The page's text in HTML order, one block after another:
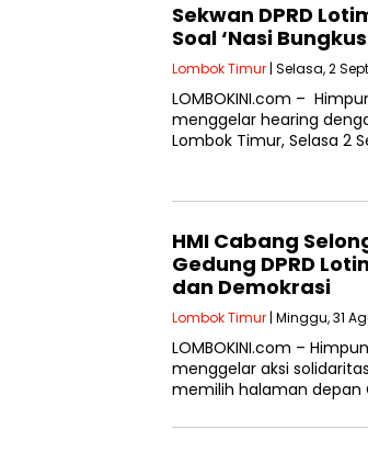
Sekwan DPRD
Soal ‘Nasi
Lombok Timur | Selasa, 2
LOMBOKINI.com –
menggelar hearing
Lombok Timur, Selasa 2
HMI Cabang
Gedung DPRD
dan Demokrasi
Lombok Timur | Minggu, 31
LOMBOKINI.com –
menggelar aksi
memilih halaman depan